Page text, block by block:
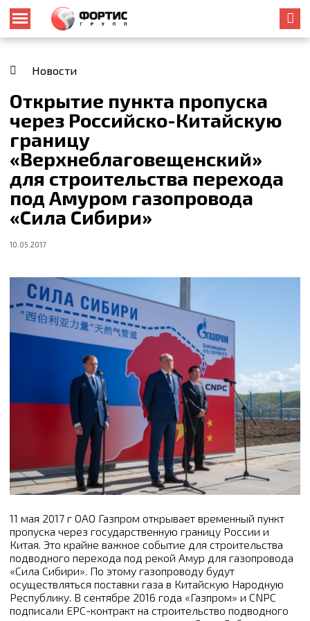
Новости
Открытие пункта пропуска
через Российско-Китайскую
границу
«Верхнеблаговещенский»
для строительства перехода
под Амуром газопровода
«Сила Сибири»
10.05.2017
11 мая 2017 г ОАО Газпром открывает временный пункт
пропуска через государственную границу России и
Китая. Это крайне важное событие для строительства
подводного перехода под рекой Амур для газопровода
«Сила Сибири». По этому газопроводу будут
осуществляться поставки газа в Китайскую Народную
Республику. В сентябре 2016 года «Газпром» и CNPC
подписали EPC-контракт на строительство подводного